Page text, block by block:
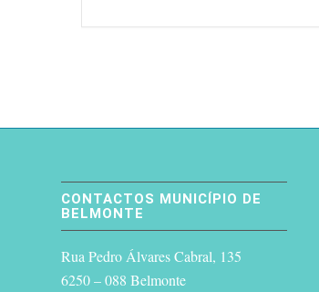
CONTACTOS MUNICÍPIO DE
BELMONTE
Rua Pedro Álvares Cabral, 135
6250 – 088 Belmonte